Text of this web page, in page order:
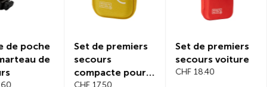
Set de premiers
secours
compacte pour
Set de premiers
secours voiture
CHF 18.40